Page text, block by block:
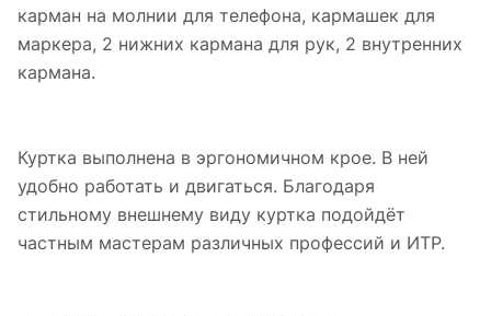
карман на молнии для телефона, кармашек для
маркера, 2 нижних кармана для рук, 2 внутренних
кармана.
Куртка выполнена в эргономичном крое. В ней
удобно работать и двигаться. Благодаря
стильному внешнему виду куртка подойдёт
частным мастерам различных профессий и ИТР.